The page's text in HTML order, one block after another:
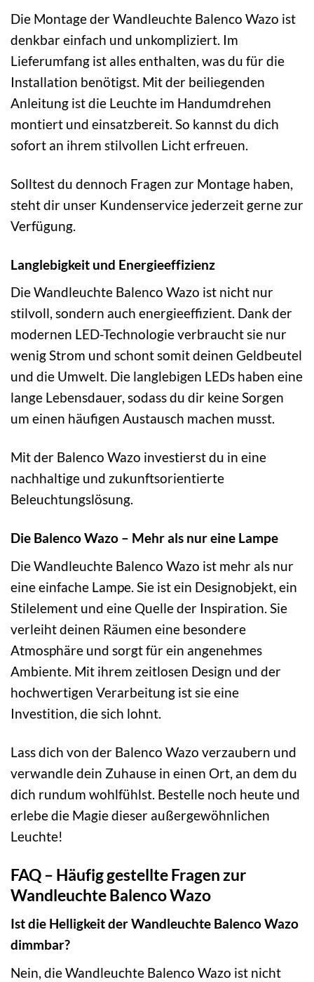
Die Montage der Wandleuchte Balenco Wazo ist
denkbar einfach und unkompliziert. Im
Lieferumfang ist alles enthalten, was du für die
Installation benötigst. Mit der beiliegenden
Anleitung ist die Leuchte im Handumdrehen
montiert und einsatzbereit. So kannst du dich
sofort an ihrem stilvollen Licht erfreuen.
Solltest du dennoch Fragen zur Montage haben,
steht dir unser Kundenservice jederzeit gerne zur
Verfügung.
Langlebigkeit und Energieeffizienz
Die Wandleuchte Balenco Wazo ist nicht nur
stilvoll, sondern auch energieeffizient. Dank der
modernen LED-Technologie verbraucht sie nur
wenig Strom und schont somit deinen Geldbeutel
und die Umwelt. Die langlebigen LEDs haben eine
lange Lebensdauer, sodass du dir keine Sorgen
um einen häufigen Austausch machen musst.
Mit der Balenco Wazo investierst du in eine
nachhaltige und zukunftsorientierte
Beleuchtungslösung.
Die Balenco Wazo – Mehr als nur eine Lampe
Die Wandleuchte Balenco Wazo ist mehr als nur
eine einfache Lampe. Sie ist ein Designobjekt, ein
Stilelement und eine Quelle der Inspiration. Sie
verleiht deinen Räumen eine besondere
Atmosphäre und sorgt für ein angenehmes
Ambiente. Mit ihrem zeitlosen Design und der
hochwertigen Verarbeitung ist sie eine
Investition, die sich lohnt.
Lass dich von der Balenco Wazo verzaubern und
verwandle dein Zuhause in einen Ort, an dem du
dich rundum wohlfühlst. Bestelle noch heute und
erlebe die Magie dieser außergewöhnlichen
Leuchte!
FAQ – Häufig gestellte Fragen zur
Wandleuchte Balenco Wazo
Ist die Helligkeit der Wandleuchte Balenco Wazo
dimmbar?
Nein, die Wandleuchte Balenco Wazo ist nicht